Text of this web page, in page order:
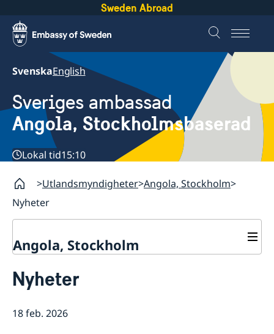
Sweden Abroad
SvenskaEnglish
Sveriges ambassad
Angola, Stockholmsbaserad
Lokal tid15:10
Utlandsmyndigheter Angola, Stockholm
Nyheter
Angola, Stockholm
Kontakt
Om oss
Så stöttar vi svenska företag
Nyheter
18 feb. 2026